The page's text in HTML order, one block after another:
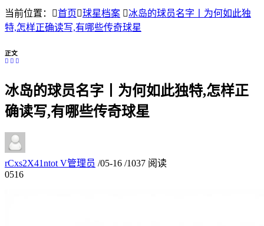
当前位置： 首页 球星档案
冰岛的球员名字丨为何如此独
特,怎样正确读写,有哪些传奇球星
正文
冰岛的球员名字丨为何如此独特,怎样正
确读写,有哪些传奇球星
rCxs2X41ntot V管理员 /05-16 /1037 阅读
0516